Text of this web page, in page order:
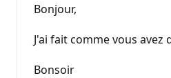
Bonjour,
J'ai fait comme vous
Bonsoir